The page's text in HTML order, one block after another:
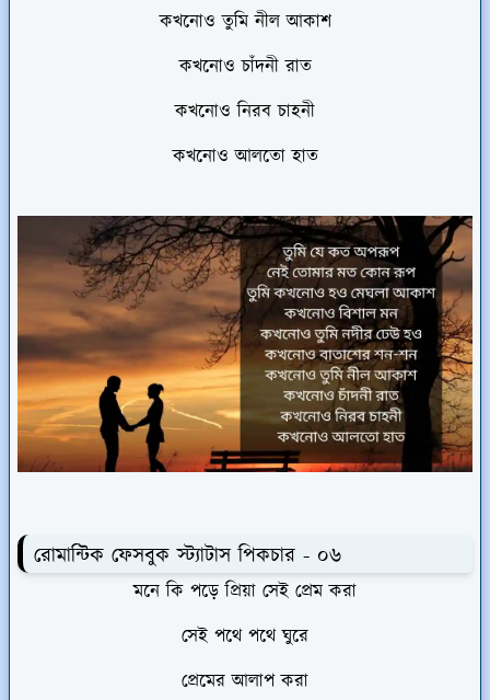
কখনোও তুমি নীল আকাশ
কখনোও চাঁদনী রাত
কখনোও নিরব চাহনী
কখনোও আলতো হাত
রোমান্টিক ফেসবুক স্ট্যাটাস পিকচার - ০৬
মনে কি পড়ে প্রিয়া সেই প্রেম করা
সেই পথে পথে ঘুরে
প্রেমের আলাপ করা